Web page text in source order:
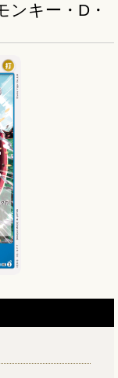
ンキー・D・